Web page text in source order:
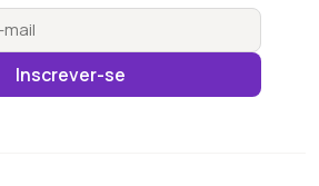
Inscrever-se